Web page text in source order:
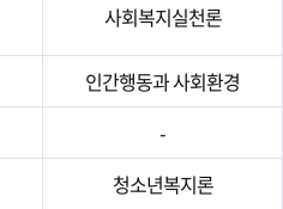
사회복지실천론
인간행동과 사회환경
-
청소년복지론